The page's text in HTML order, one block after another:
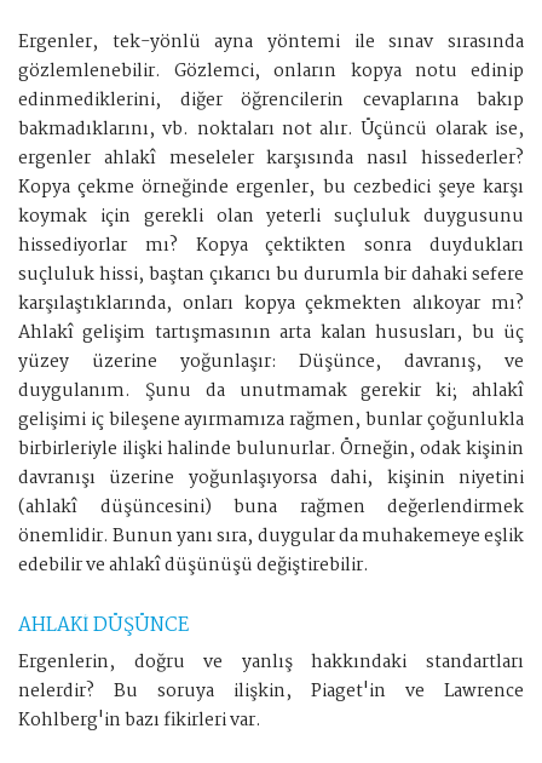
Ergenler, tek-yönlü ayna yöntemi ile sınav sırasında
gözlemlenebilir. Gözlemci, onların kopya notu edinip
edinmediklerini, diğer öğrencilerin cevaplarına bakıp
bakmadıklarını, vb. noktaları not alır. Üçüncü olarak ise,
ergenler ahlakî meseleler karşısında nasıl hissederler?
Kopya çekme örneğinde ergenler, bu cezbedici şeye karşı
koymak için gerekli olan yeterli suçluluk duygusunu
hissediyorlar mı? Kopya çektikten sonra duydukları
suçluluk hissi, baştan çıkarıcı bu durumla bir dahaki sefere
karşılaştıklarında, onları kopya çekmekten alıkoyar mı?
Ahlakî gelişim tartışmasının arta kalan hususları, bu üç
yüzey üzerine yoğunlaşır: Düşünce, davranış, ve
duygulanım. Şunu da unutmamak gerekir ki; ahlakî
gelişimi iç bileşene ayırmamıza rağmen, bunlar çoğunlukla
birbirleriyle ilişki halinde bulunurlar. Örneğin, odak kişinin
davranışı üzerine yoğunlaşıyorsa dahi, kişinin niyetini
(ahlakî düşüncesini) buna rağmen değerlendirmek
önemlidir. Bunun yanı sıra, duygular da muhakemeye eşlik
edebilir ve ahlakî düşünüşü değiştirebilir.
AHLAKİ DÜŞÜNCE
Ergenlerin, doğru ve yanlış hakkındaki standartları
nelerdir? Bu soruya ilişkin, Piaget'in ve Lawrence
Kohlberg'in bazı fikirleri var.